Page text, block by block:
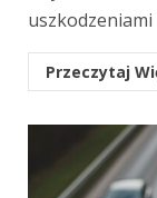
uszkodzeniami
Przeczytaj